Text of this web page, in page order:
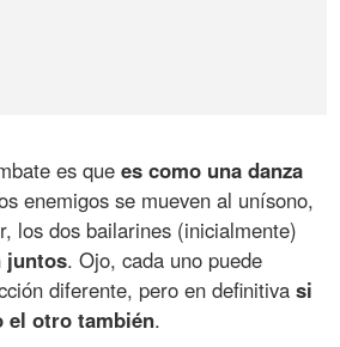
es quees como una danza
enemigos se mueven al unísono,
los dos bailarines (inicialmente)
juntos. Ojo, cada uno puede
diferente, pero en definitivasi
el otro también.